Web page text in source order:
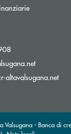
Apre una
(si apre
altavalsugana.net(si
- Banca di